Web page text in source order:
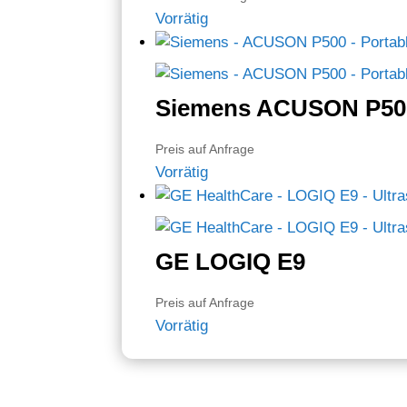
Vorrätig
Siemens ACUSON
Preis auf Anfrage
Vorrätig
GE LOGIQ E9
Preis auf Anfrage
Vorrätig